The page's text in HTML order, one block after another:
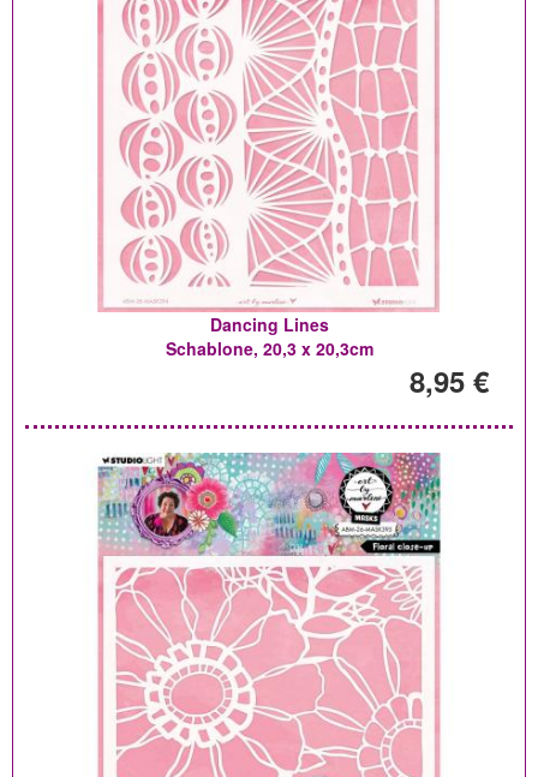
Dancing Lines
Schablone, 20,3 x 20,3cm
8,95 €